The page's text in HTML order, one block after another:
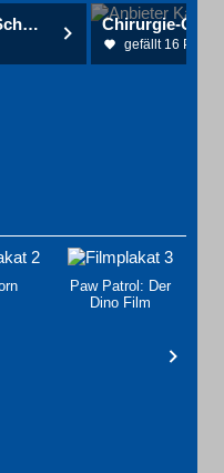
Radiologisches Zentrum Schwarzwald-Baar Dr. Rahn u. Koll.
gefällt 16
Paw Patrol: Der
Dino Film